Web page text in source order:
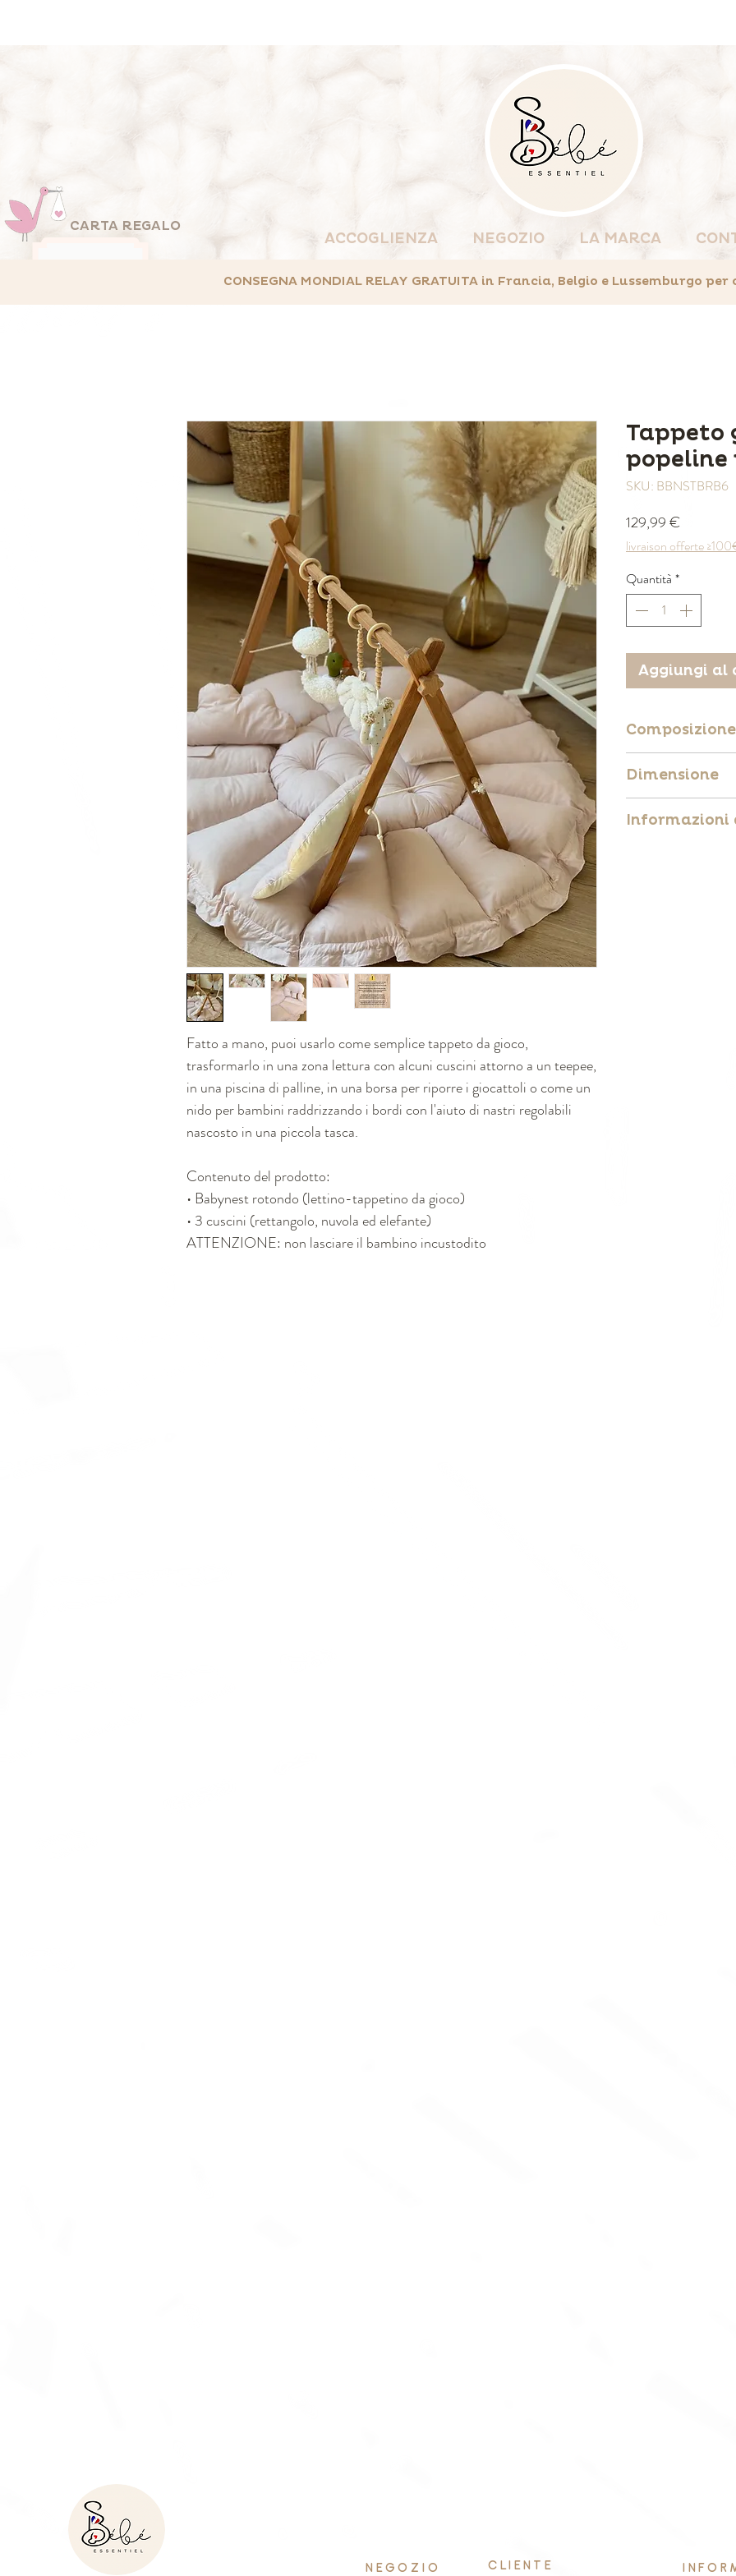
CARTA REGALO
ACCOGLIENZA NEGOZIO LA MARCA
CONSEGNA MONDIAL RELAY GRATUITA in Francia, Belgio e Lussemburgo
Fatto a mano, puoi usarlo come semplice tappeto da gioco,
trasformarlo in una zona lettura con alcuni cuscini attorno a un teepee,
in una piscina di palline, in una borsa per riporre i giocattoli o come un
nido per bambini raddrizzando i bordi con l'aiuto di nastri regolabili
nascosto in una piccola tasca.
Contenuto del prodotto:
• Babynest rotondo (lettino-tappetino da gioco)
• 3 cuscini (rettangolo, nuvola ed elefante)
ATTENZIONE: non lasciare il bambino incustodito
Tappeto
popeline
SKU: BBNSTBRB6
129,99 €Prezzo
livraison offerte
Quantità *
Aggiungi al
Composizione
materiali e
chimiche)
Imbottitura 100%
Dimensione
Nido per bambini
Informazioni
NEGOZIO CLIENTE